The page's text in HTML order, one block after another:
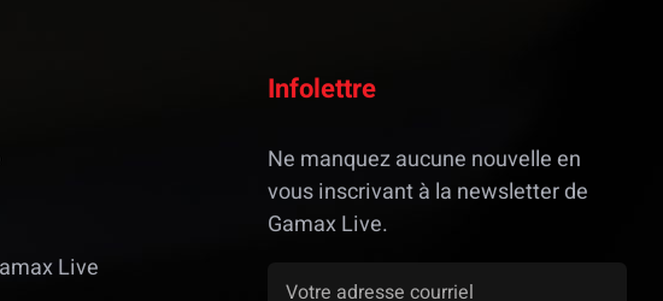
Live
Infolettre
Ne manquez aucune nouvelle en
vous inscrivant à la newsletter de
Gamax Live.